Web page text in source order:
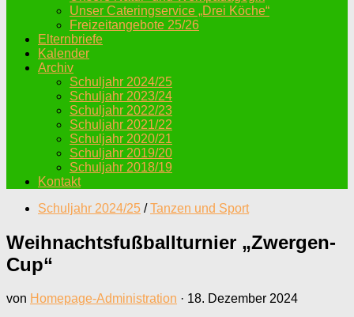
Unser Cateringservice „Drei Köche“
Freizeitangebote 25/26
Elternbriefe
Kalender
Archiv
Schuljahr 2024/25
Schuljahr 2023/24
Schuljahr 2022/23
Schuljahr 2021/22
Schuljahr 2020/21
Schuljahr 2019/20
Schuljahr 2018/19
Kontakt
Schuljahr 2024/25 / Tanzen und Sport
Weihnachtsfußballturnier „Zwergen-
Cup“
von Homepage-Administration · 18. Dezember 2024